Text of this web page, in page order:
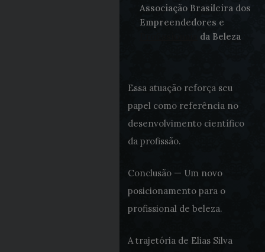
Associação Brasileira dos
Empreendedores e
da Beleza
Essa atuação reforça seu
papel como referência no
desenvolvimento científico
da profissão.
Conclusão — Um novo
posicionamento para o
profissional de beleza.
A trajetória de Elias Silva